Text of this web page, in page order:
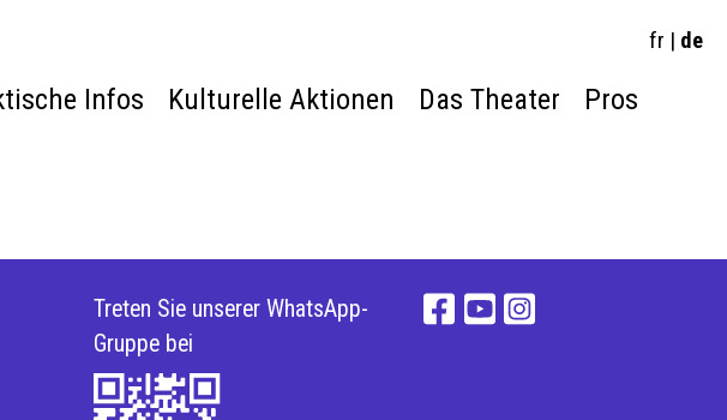
fr | de
Infos Kulturelle Aktionen Das Theater Pros
Treten Sie unserer WhatsApp-
Gruppe bei